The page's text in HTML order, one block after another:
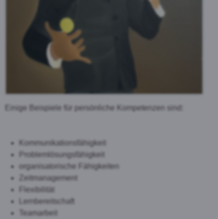
Einige Beispiele für persönliche Kompetenzen sind:
Kommunikationsfähigkeit
Problemlösungsfähigkeit
organisatorische Fähigkeiten
Zeitmanagement
Flexibilität
Lernbereitschaft
Teamarbeit